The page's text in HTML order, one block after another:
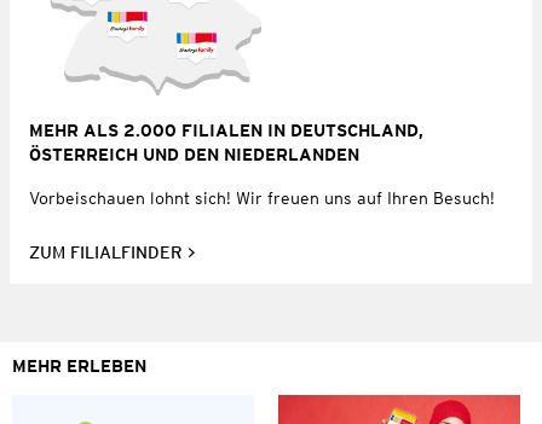
MEHR ALS 2.000 FILIALEN IN DEUTSCHLAND,
ÖSTERREICH UND DEN NIEDERLANDEN
Vorbeischauen lohnt sich! Wir freuen uns auf Ihren Besuch!
ZUM FILIALFINDER
MEHR ERLEBEN